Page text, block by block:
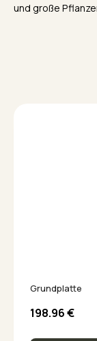
und große
Grundplatte
198.96€